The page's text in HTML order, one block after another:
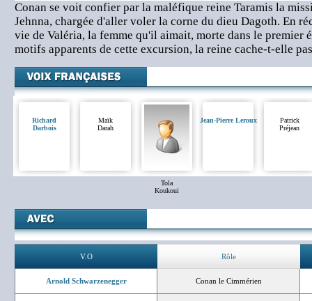
Conan se voit confier par la maléfique reine Taramis la
Jehnna, chargée d'aller voler la corne du dieu Dagoth. En
vie de Valéria, la femme qu'il aimait, morte dans le premier
motifs apparents de cette excursion, la reine cache-t-elle
Richard
Darbois
Maïk
Darah
Tola
Koukoui
Jean-Pierre Leroux
Patrick
Préjean
V.O Rôle
Arnold Schwarzenegger Conan le Cimmérien